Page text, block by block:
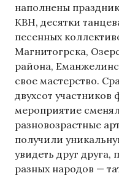
наполнены
КВН, десятки
песенных
Магнитогрска,
района,
свое мастерство.
двухсот участников
мероприятие
разновозрастные
получили
увидеть друг друга,
разных народов —